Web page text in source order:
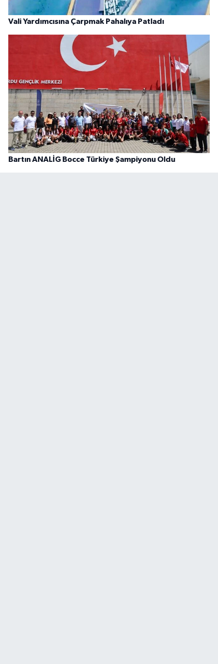
Vali Yardımcısına Çarpmak Pahalıya Patladı
Bartın ANALİG Bocce Türkiye Şampiyonu Oldu